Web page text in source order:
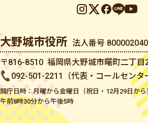
大野城市役所 法人番号
〒816-8510 福岡県大野城市曙町二丁目
092-501-2211（代表・コールセンタ
開庁日時：月曜から金曜日（祝日・12月29日か
午前8時30分から午後5時